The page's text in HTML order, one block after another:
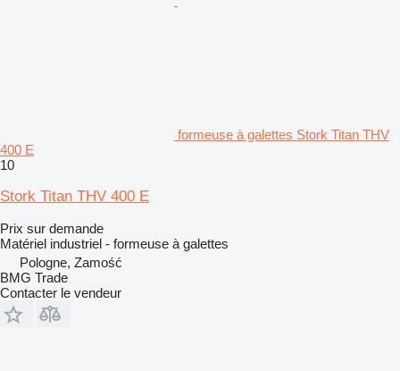
formeuse à galettes Stork Titan THV
400 E
10
Stork Titan THV 400 E
Prix sur demande
Matériel industriel - formeuse à galettes
Pologne, Zamość
BMG Trade
Contacter le vendeur